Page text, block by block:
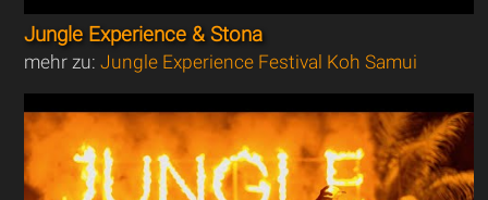
Jungle Experience & Stona
mehr zu:Jungle Experience Festival Koh Samui